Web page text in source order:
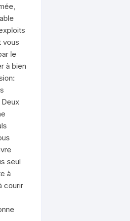
vous
le
à bien
Deux
seul
à
courir